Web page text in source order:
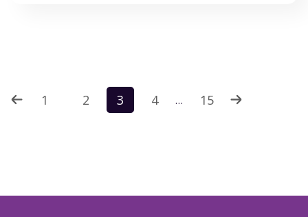
Paginação
1 2 3 4 … 15